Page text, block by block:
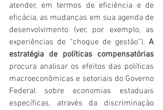
atender, em termos de eficiência e de
eficácia, as mudanças em sua agenda de
desenvolvimento (ver, por exemplo, as
experiências de “choque de gestão”). A
estratégia de políticas compensatórias
procura analisar os efeitos das políticas
macroeconômicas e setoriais do Governo
Federal sobre economias estaduais
específicas, através da discriminação